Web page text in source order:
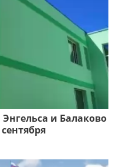
и Балаково